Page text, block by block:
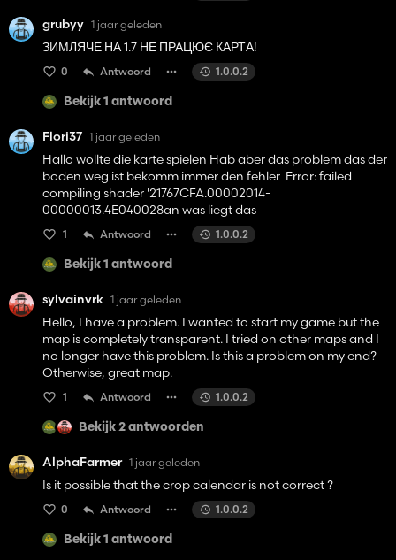
grubyy 1 jaar geleden
ЗИМЛЯЧЕ НА 1.7 НЕ ПРАЦЮЄ КАРТА!
0 Antwoord 1.0.0.2
Bekijk 1 antwoord
Flori37 1 jaar geleden
Hallo wollte die karte spielen Hab aber das problem das der
boden weg ist bekomm immer den fehler Error: failed
compiling shader '21767CFA.00002014-
00000013.4E040028an was liegt das
1 Antwoord 1.0.0.2
Bekijk 1 antwoord
sylvainvrk 1 jaar geleden
Hello, I have a problem. I wanted to start my game but the
map is completely transparent. I tried on other maps and I
no longer have this problem. Is this a problem on my end?
Otherwise, great map.
1 Antwoord 1.0.0.2
Bekijk 2 antwoorden
AlphaFarmer 1 jaar geleden
Is it possible that the crop calendar is not correct ?
0 Antwoord 1.0.0.2
Bekijk 1 antwoord